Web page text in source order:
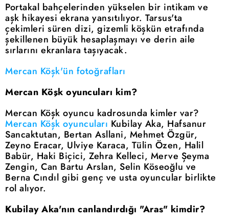
Portakal bahçelerinden yükselen bir intikam ve
aşk hikayesi ekrana yansıtılıyor. Tarsus'ta
çekimleri süren dizi, gizemli köşkün etrafında
şekillenen büyük hesaplaşmayı ve derin aile
sırlarını ekranlara taşıyacak.
Mercan Köşk'ün fotoğrafları
Mercan Köşk oyuncuları kim?
Mercan Köşk oyuncu kadrosunda kimler var?
Mercan Köşk oyuncuları Kubilay Aka, Hafsanur
Sancaktutan, Bertan Asllani, Mehmet Özgür,
Zeyno Eracar, Ulviye Karaca, Tülin Özen, Halil
Babür, Haki Biçici, Zehra Kelleci, Merve Şeyma
Zengin, Can Bartu Arslan, Selin Köseoğlu ve
Berna Cındıl gibi genç ve usta oyuncular birlikte
rol alıyor.
Kubilay Aka'nın canlandırdığı "Aras" kimdir?